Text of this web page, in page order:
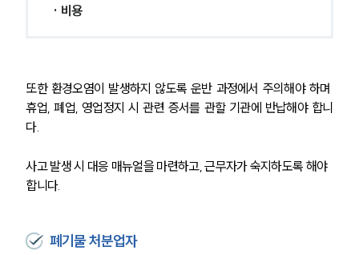
· 비용
또한 환경오염이 발생하지 않도록 운반 과정에서 주의해야 하며
휴업, 폐업, 영업정지 시 관련 증서를 관할 기관에 반납해야 합니
다.
사고 발생 시 대응 매뉴얼을 마련하고, 근무자가 숙지하도록 해야
합니다.
폐기물 처분업자